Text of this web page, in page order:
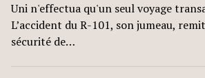
Uni n'effectua qu'un seul voyage
L’accident du R-101, son jumeau,
sécurité de…